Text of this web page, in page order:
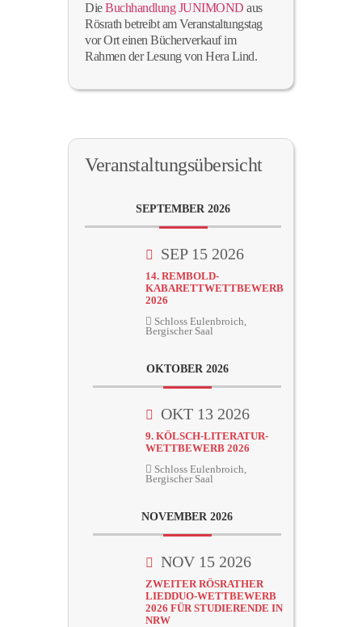
DieBuchhandlung JUNIMOND aus
Rösrath betreibt am Veranstaltungstag
vor Ort einen Bücherverkauf im
Rahmen der Lesung von Hera Lind.
Veranstaltungsübersicht
SEPTEMBER 2026
SEP 15 2026
14. REMBOLD-
KABARETTWETTBEWERB
2026
Schloss Eulenbroich,
Bergischer Saal
OKTOBER 2026
OKT 13 2026
9. KÖLSCH-LITERATUR-
WETTBEWERB 2026
Schloss Eulenbroich,
Bergischer Saal
NOVEMBER 2026
NOV 15 2026
ZWEITER RÖSRATHER
LIEDDUO-WETTBEWERB
2026 FÜR STUDIERENDE IN
NRW